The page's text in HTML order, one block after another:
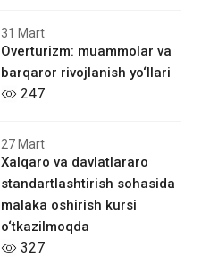
31 Mart
Overturizm: muammolar va
barqaror rivojlanish yo‘llari
247
27 Mart
Xalqaro vа davlatlararo
standartlashtirish sohasida
malaka oshirish kursi
o‘tkazilmoqda
327